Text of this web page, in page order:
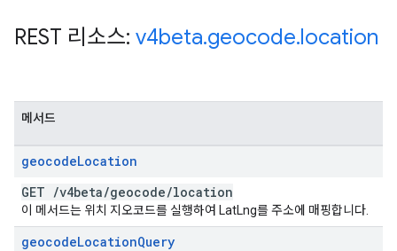
REST 리소스: v4beta.geocode.location
메서드
geocodeLocation
GET /v4beta/geocode/location
이 메서드는 위치 지오코드를 실행하여 LatLng를 주소에 매핑합니다.
geocodeLocationQuery